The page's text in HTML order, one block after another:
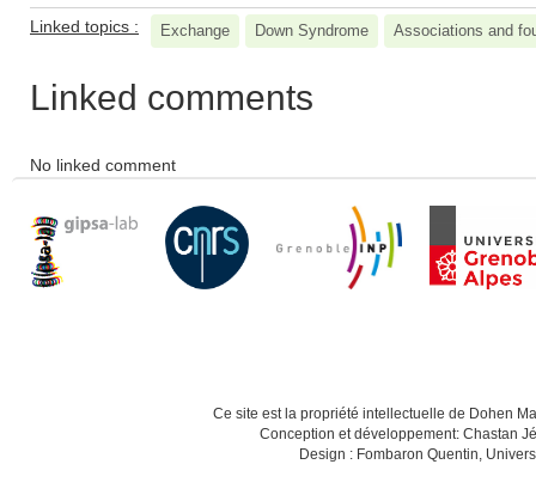
Linked topics : Exchange Down Syndrome Associations and
Linked comments
No linked comment
Ce site est la propriété intellectuelle de Dohen
Conception et développement: Chastan
Design : Fombaron Quentin,